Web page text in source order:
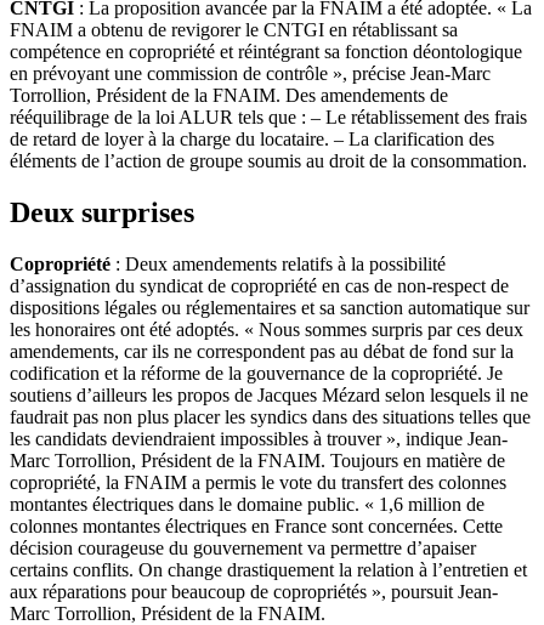
CNTGI : La proposition avancée par la FNAIM a été adoptée. « La
FNAIM a obtenu de revigorer le CNTGI en rétablissant sa
compétence en copropriété et réintégrant sa fonction déontologique
en prévoyant une commission de contrôle », précise Jean-Marc
Torrollion, Président de la FNAIM. Des amendements de
rééquilibrage de la loi ALUR tels que : – Le rétablissement des frais
de retard de loyer à la charge du locataire. – La clarification des
éléments de l’action de groupe soumis au droit de la consommation.
Deux surprises
Copropriété : Deux amendements relatifs à la possibilité
d’assignation du syndicat de copropriété en cas de non-respect de
dispositions légales ou réglementaires et sa sanction automatique sur
les honoraires ont été adoptés. « Nous sommes surpris par ces deux
amendements, car ils ne correspondent pas au débat de fond sur la
codification et la réforme de la gouvernance de la copropriété. Je
soutiens d’ailleurs les propos de Jacques Mézard selon lesquels il ne
faudrait pas non plus placer les syndics dans des situations telles que
les candidats deviendraient impossibles à trouver », indique Jean-
Marc Torrollion, Président de la FNAIM. Toujours en matière de
copropriété, la FNAIM a permis le vote du transfert des colonnes
montantes électriques dans le domaine public. « 1,6 million de
colonnes montantes électriques en France sont concernées. Cette
décision courageuse du gouvernement va permettre d’apaiser
certains conflits. On change drastiquement la relation à l’entretien et
aux réparations pour beaucoup de copropriétés », poursuit Jean-
Marc Torrollion, Président de la FNAIM.